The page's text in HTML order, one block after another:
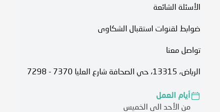
الأسئلة الشائعة
ضوابط لقنوات استقبال الشكاوى
تواصل معنا
الرياض، 13315، حي الصحافة شارع العليا 7370 - 7298
أيام العمل
من الأحد الى الخميس